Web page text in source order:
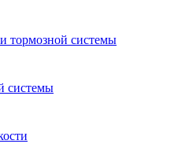
тормозной системы
системы